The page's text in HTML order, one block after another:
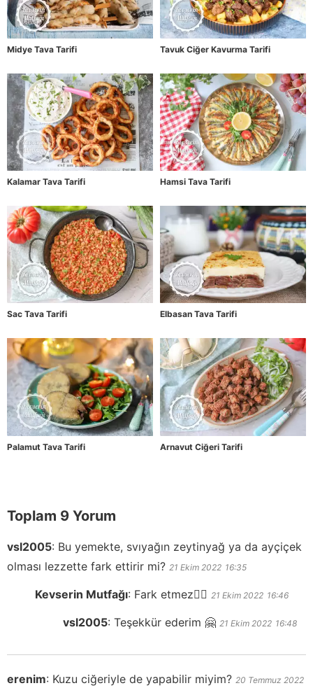
Midye Tava Tarifi Tavuk Ciğer Kavurma Tarifi
Kalamar Tava Tarifi Hamsi Tava Tarifi
Sac Tava Tarifi Elbasan Tava Tarifi
Palamut Tava Tarifi Arnavut Ciğeri Tarifi
Toplam 9 Yorum
vsl2005: Bu yemekte, svıyağın zeytinyağ ya da ayçiçek
olması lezzette fark ettirir mi? 21 Ekim 2022 16:35
Kevserin Mutfağı: Fark etmez👍🏻 21 Ekim 2022 16:46
vsl2005: Teşekkür ederim 🤗 21 Ekim 2022 16:48
erenim: Kuzu ciğeriyle de yapabilir miyim? 20 Temmuz 2022